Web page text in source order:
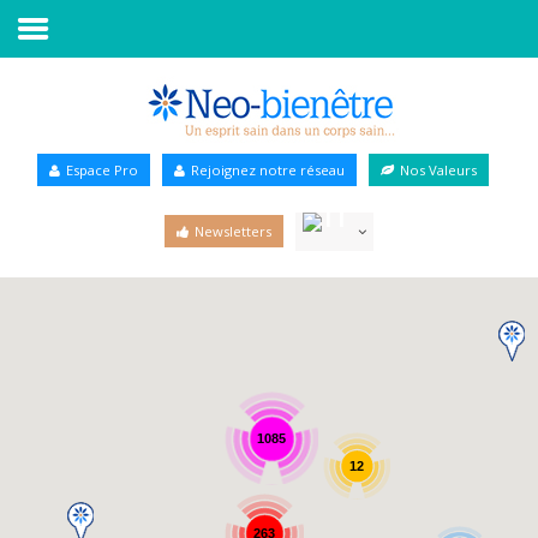
Annuaire Bien-être
Espace Pro Rejoignez notre réseau Nos Valeurs
Newsletters
1085
263
12